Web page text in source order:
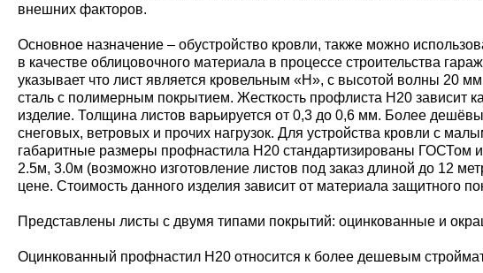
внешних факторов.
Основное назначение – обустройство кровли, также можно
в качестве облицовочного материала в процессе строительства
указывает что лист является кровельным «Н», с высотой волны 20
сталь с полимерным покрытием. Жесткость профлиста Н20 зависит
изделие. Толщина листов варьируется от 0,3 до 0,6 мм. Более
снеговых, ветровых и прочих нагрузок. Для устройства кровли с
габаритные размеры профнастила Н20 стандартизированы
2.5м, 3.0м (возможно изготовление листов под заказ длиной до 12
цене. Стоимость данного изделия зависит от материала защитного
Представлены листы с двумя типами покрытий: оцинкованные и
Оцинкованный профнастил Н20 относится к более дешевым